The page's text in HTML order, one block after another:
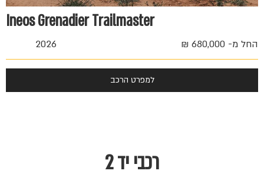
Ineos Grenadier Trailmaster
החל מ- 680,000 ₪ 2026
למפרט הרכב
רכבי יד 2